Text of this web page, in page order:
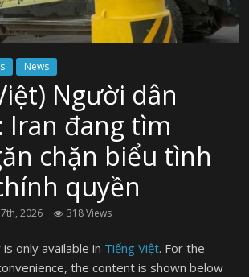
News
Người dân
Iran đang tìm
chặn biểu tình
quyền
2026 318 Views
only available in Tiếng Việt. For the
the content is shown below